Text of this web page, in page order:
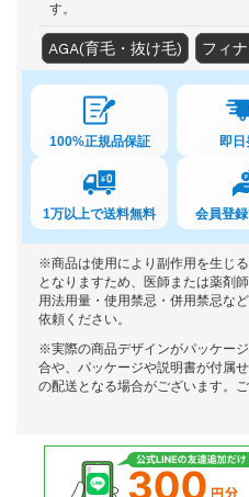
す。
AGA(育毛・抜け毛) フィ
100%正規品保証 即日
1万以上で送料無料 会員登
※商品は使用により副作用を生じ
となりますため、医師または薬剤
用法用量・使用禁忌・併用禁忌な
依頼ください。
※実際の商品デザインがパッケー
合や、パッケージや説明書が付属
の配送となる場合がございます。ご